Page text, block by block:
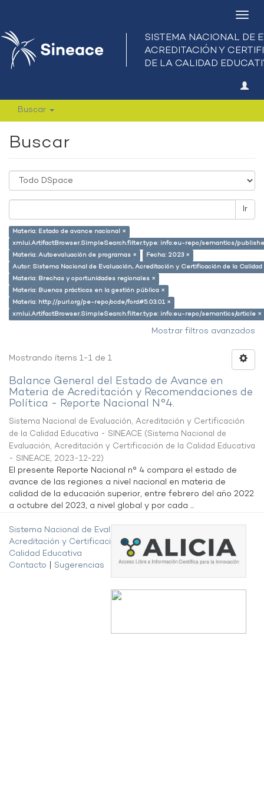
Buscar
Buscar
Ir
Materia: Estado de avance nacional ×
xmlui.ArtifactBrowser.SimpleSearch.filter.type: info:eu-repo/semantics/
Materia: Autoevaluación de programas ×
Fecha: 2023 ×
Autor: Sistema Nacional de Evaluación, Acreditación y Certificación de la
Materia: Brechas y oportunidades regionales ×
Materia: Buenas prácticas en la gestión pública ×
Materia: http://purl.org/pe-repo/ocde/ford#5.03.01 ×
xmlui.ArtifactBrowser.SimpleSearch.filter.type: info:eu-repo/semantics/article ×
Mostrar filtros avanzados
Mostrando ítems 1-1 de 1
Balance General del Estado de Avance en
Materia de Acreditación y Recomendaciones de
Política - Reporte Nacional N°4.
Sistema Nacional de Evaluación, Acreditación y Certificación
de la Calidad Educativa - SINEACE (Sistema Nacional de
Evaluación, Acreditación y Certificación de la Calidad Educativa
- SINEACE, 2023-12-22)
El presente Reporte Nacional n° 4 compara el estado de
avance de las regiones a nivel nacional en materia de
calidad de la educación superior, entre febrero del año 2022
a octubre del 2023, a nivel global y por cada ...
Sistema Nacional de Evaluación,
Acreditación y Certificación de la
Calidad Educativa
Contacto
Sugerencias